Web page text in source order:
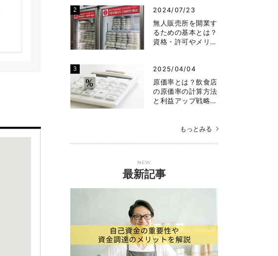
2024/07/23
無人販売所を開業す
るための基本とは？
資格・許可やメリ…
2025/04/04
原価率とは？飲食店
の原価率の計算方法
と利益アップ戦略…
もっとみる
NEW
最新記事